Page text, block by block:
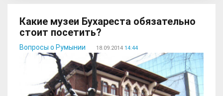
Какие музеи Бухареста обязательно
стоит посетить?
Вопросы о Румынии 18.09.2014 14:44